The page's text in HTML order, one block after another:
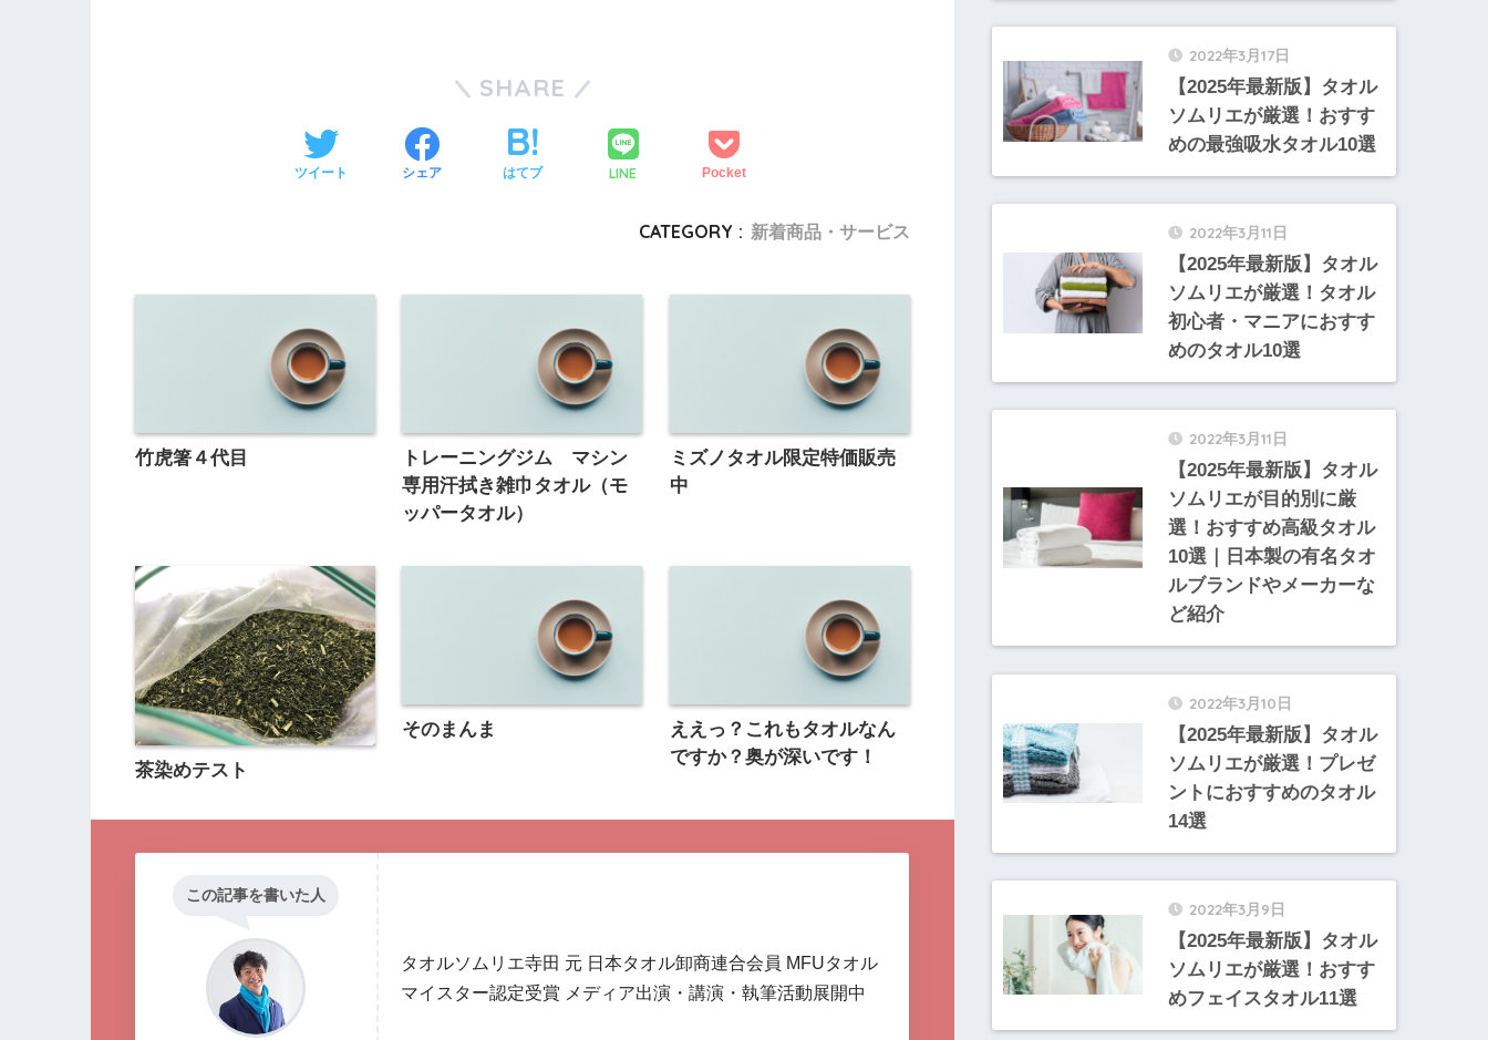
SHARE
ツイート シェア はてブ LINE Pocket
CATEGORY : 新着商品・サービス
竹虎箸４代目
トレーニングジム マシン
専用汗拭き雑巾タオル（モ
ッパータオル）
ミズノタオル限定特価販売
中
茶染めテスト
そのまんま
ええっ？これもタオルなん
ですか？奥が深いです！
この記事を書いた人
タオルソムリエ寺田 元 日本タオル卸商連合会員 MFUタオル
マイスター認定受賞 メディア出演・講演・執筆活動展開中
2022年3月17日
【2025年最新版】タオル
ソムリエが厳選！おすす
めの最強吸水タオル10選
2022年3月11日
【2025年最新版】タオル
ソムリエが厳選！タオル
初心者・マニアにおすす
めのタオル10選
2022年3月11日
【2025年最新版】タオル
ソムリエが目的別に厳
選！おすすめ高級タオル
10選｜日本製の有名タオ
ルブランドやメーカーな
ど紹介
2022年3月10日
【2025年最新版】タオル
ソムリエが厳選！プレゼ
ントにおすすめのタオル
14選
2022年3月9日
【2025年最新版】タオル
ソムリエが厳選！おすす
めフェイスタオル11選